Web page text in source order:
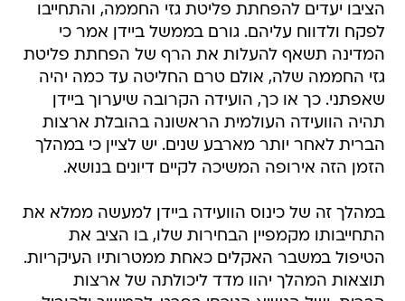
הציבו יעדים להפחתת פליטת גזי החממה, והתחייבו
לפקח ולדווח עליהם. גורם בממשל ביידן אמר כי
המדינה תשאף להעלות את הרף של הפחתת פליטת
גזי החממה שלה, אולם טרם החליטה עד כמה יהיה
שאפתני. כך או כך, הועידה הקרובה שיערוך ביידן
תהיה הוועידה העולמית הראשונה בהובלת ארצות
הברית לאחר יותר מארבע שנים. יש לציין כי במהלך
הזמן הזה אירופה המשיכה לקיים דיונים בנושא.
במהלך זה של כינוס הוועידה ביידן למעשה ממלא את
התחייבותו מקמפיין הבחירות שלו, בו הציב את
הטיפול במשבר האקלים כאחת ממטרותיו העיקריות.
תוצאות המהלך יהוו מדד ליכולתה של ארצות